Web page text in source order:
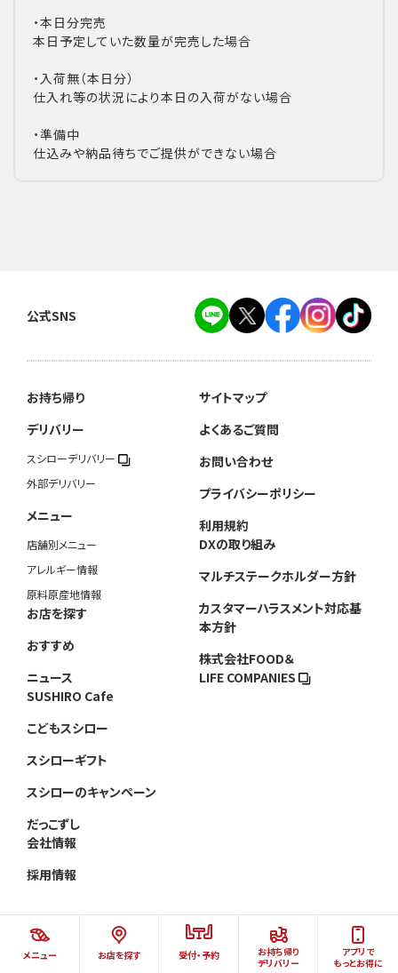
メニュー お店を探す 受付・予約
お持ち帰り
デリバリー
アプリで
もっとお得に
・本日分完売
本日予定していた数量が完売した場合
・入荷無（本日分）
仕入れ等の状況により本日の入荷がない場合
・準備中
仕込みや納品待ちでご提供ができない場合
公式SNS
お持ち帰り
デリバリー
スシローデリバリー
外部デリバリー
メニュー
店舗別メニュー
アレルギー情報
原料原産地情報
お店を探す
おすすめ
ニュース
SUSHIRO Cafe
こどもスシロー
スシローギフト
スシローのキャンペーン
だっこずし
会社情報
採用情報
サイトマップ
よくあるご質問
お問い合わせ
プライバシーポリシー
利用規約
DXの取り組み
マルチステークホルダー方針
カスタマーハラスメント対応基
本方針
株式会社FOOD＆
LIFE COMPANIES
©AKINDO SUSHIRO CO.,LTD.ALL RIGHTS RESERVED.